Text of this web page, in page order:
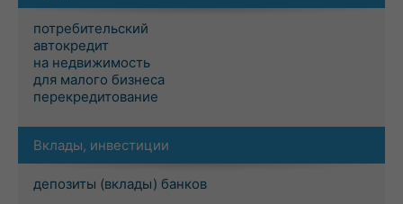
потребительский
автокредит
на недвижимость
для малого бизнеса
перекредитование
Вклады, инвестиции
депозиты (вклады) банков